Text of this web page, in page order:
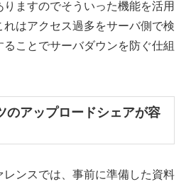
ますのでそういった機能を活用
はアクセス過多をサーバ側で検
ことでサーバダウンを防ぐ仕組
のアップロードシェアが容
レンスでは、事前に準備した資料